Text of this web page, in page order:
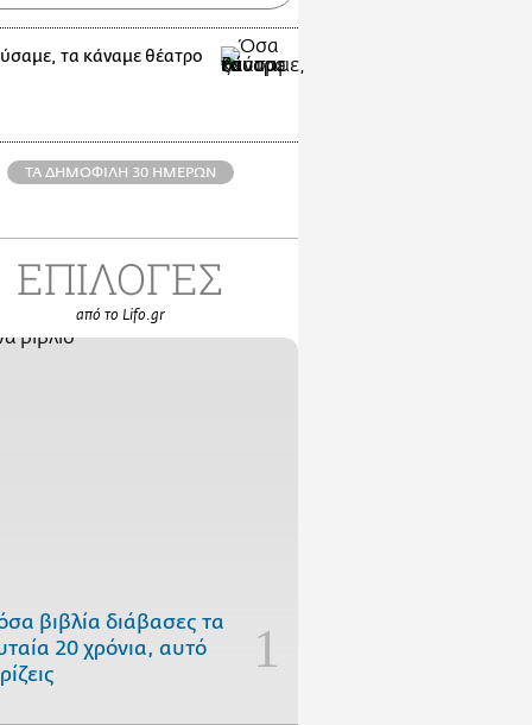
τα κάναμε θέατρο
ΤΑ ΔΗΜΟΦΙΛΗ 30 ΗΜΕΡΩΝ
ΕΠΙΛΟΓΕΣ
από το Lifo.gr
βιβλία διάβασες τα
20 χρόνια, αυτό